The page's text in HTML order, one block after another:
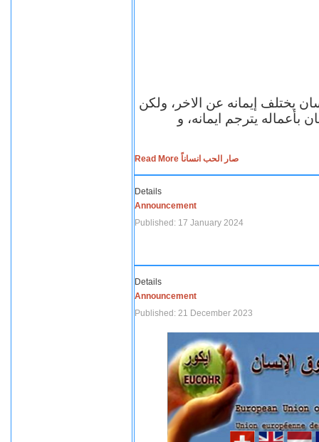
يختلف إيمانه عن الاخر، ولكن
بأعماله يترجم ايمانه، و
Read More صار الحب انساناً
Details
Announcement
Published: 17 January 2024
Details
Announcement
Published: 21 December 2023